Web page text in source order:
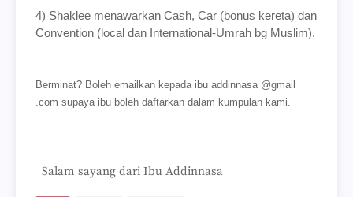
4) Shaklee menawarkan Cash, Car (bonus kereta) dan
Convention (local dan International-Umrah bg Muslim).
Berminat? Boleh emailkan kepada ibu addinnasa @gmail
.com supaya ibu boleh daftarkan dalam kumpulan kami.
Salam sayang dari Ibu Addinnasa